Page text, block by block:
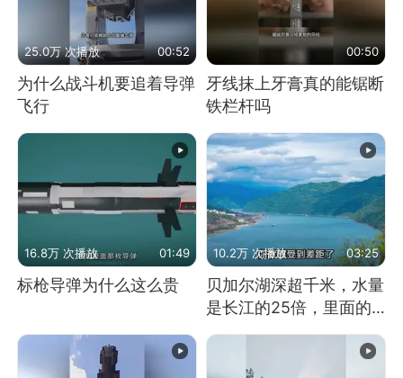
25.0万 次播放 00:52
为什么战斗机要追着导弹
飞行
00:50
牙线抹上牙膏真的能锯断
铁栏杆吗
16.8万 次播放 01:49
标枪导弹为什么这么贵
10.2万 次播放 03:25
贝加尔湖深超千米，水量
是长江的25倍，里面的